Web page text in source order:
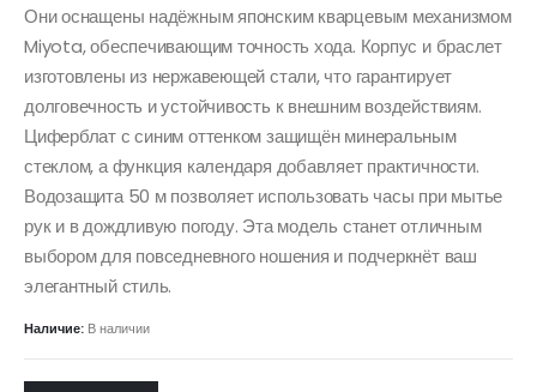
Они оснащены надёжным японским кварцевым механизмом
Miyota, обеспечивающим точность хода. Корпус и браслет
изготовлены из нержавеющей стали, что гарантирует
долговечность и устойчивость к внешним воздействиям.
Циферблат с синим оттенком защищён минеральным
стеклом, а функция календаря добавляет практичности.
Водозащита 50 м позволяет использовать часы при мытье
рук и в дождливую погоду. Эта модель станет отличным
выбором для повседневного ношения и подчеркнёт ваш
элегантный стиль.
Наличие: В наличии